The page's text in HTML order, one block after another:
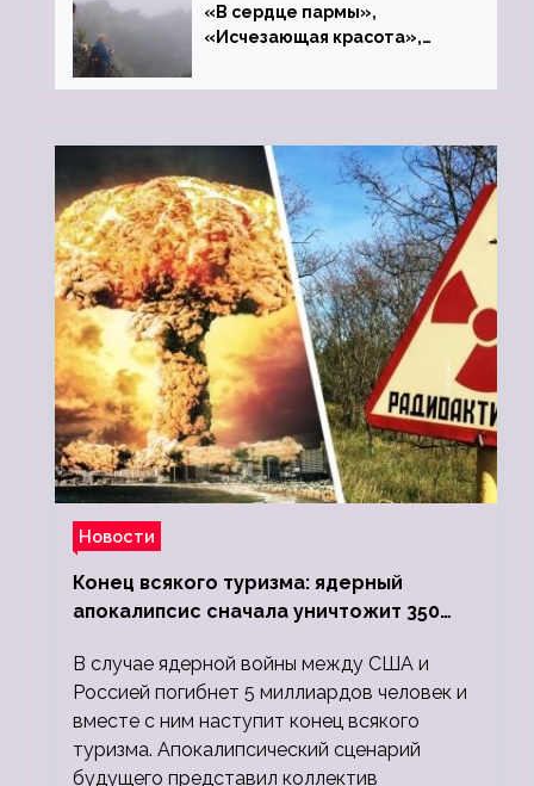
«В сердце пармы»,
«Исчезающая красота»,
Новости
Конец всякого туризма: ядерный
апокалипсис сначала уничтожит 350
людей
В случае ядерной войны между США и
Россией погибнет 5 миллиардов человек и
вместе с ним наступит конец всякого
туризма. Апокалипсический сценарий
будущего представил коллектив